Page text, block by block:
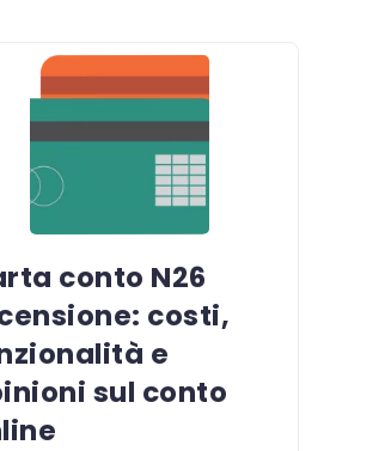
conto N26
costi,
e
sul conto